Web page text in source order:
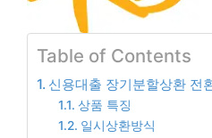
Table of Contents
신용대출 장기분할상환 전
상품 특징
일시상환방식